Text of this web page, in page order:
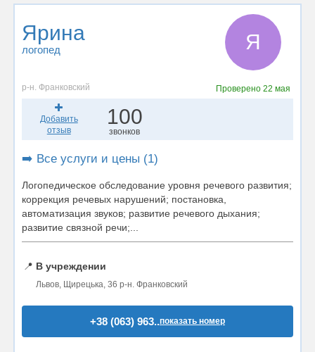
Ярина
логопед Я
р-н. Франковский Проверено22 мая
Добавить
отзыв
100
звонков
➡️ Все услуги и цены (1)
Логопедическое обследование уровня речевого развития;
коррекция речевых нарушений; постановка,
автоматизация звуков; развитие речевого дыхания;
развитие связной речи;...
📍 В учреждении
Львов, Щирецька, 36 р-н. Франковский
+38 (063) 963..показать номер